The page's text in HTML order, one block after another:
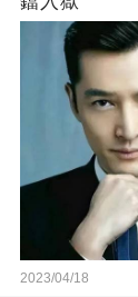
2023/04/18